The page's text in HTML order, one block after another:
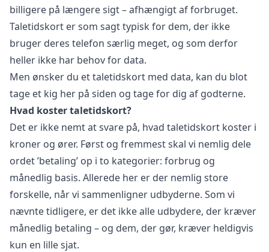
billigere på længere sigt – afhængigt af forbruget.
Taletidskort er som sagt typisk for dem, der ikke
bruger deres telefon særlig meget, og som derfor
heller ikke har behov for data.
Men ønsker du et taletidskort med data, kan du blot
tage et kig her på siden og tage for dig af godterne.
Hvad koster taletidskort?
Det er ikke nemt at svare på, hvad taletidskort koster i
kroner og ører. Først og fremmest skal vi nemlig dele
ordet ’betaling’ op i to kategorier: forbrug og
månedlig basis. Allerede her er der nemlig store
forskelle, når vi sammenligner udbyderne. Som vi
nævnte tidligere, er det ikke alle udbydere, der kræver
månedlig betaling – og dem, der gør, kræver heldigvis
kun en lille sjat.